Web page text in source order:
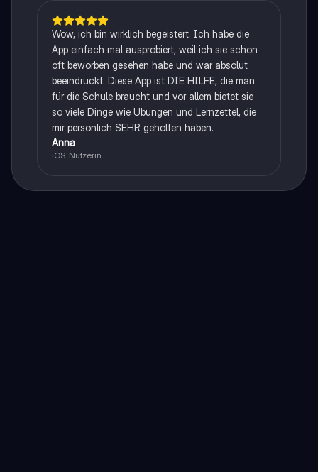
Wow, ich bin wirklich begeistert. Ich habe die
App einfach mal ausprobiert, weil ich sie schon
oft beworben gesehen habe und war absolut
beeindruckt. Diese App ist DIE HILFE, die man
für die Schule braucht und vor allem bietet sie
so viele Dinge wie Übungen und Lernzettel, die
mir persönlich SEHR geholfen haben.
Anna
iOS-Nutzerin